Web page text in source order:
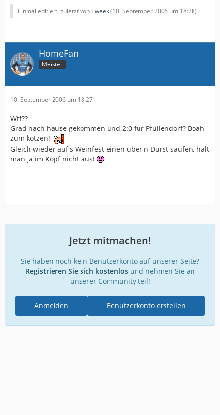
Einmal editiert, zuletzt vonTweek(10. September 2006 um 18:28)
HomeFan
Meister
10. September 2006 um 18:27
Wtf??
Grad nach hause gekommen und 2:0 für Pfullendorf? Boah
zum kotzen!
Gleich wieder auf's Weinfest einen über'n Durst saufen, hält
man ja im Kopf nicht aus!
Jetzt mitmachen!
Sie haben noch kein Benutzerkonto auf unserer Seite?
Registrieren Sie sich kostenlosund nehmen Sie an
unserer Community teil!
Benutzerkonto erstellen
Anmelden